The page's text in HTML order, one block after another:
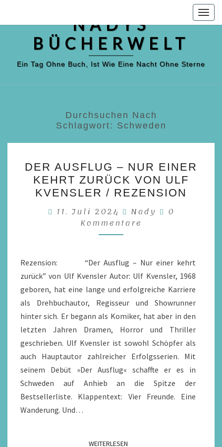
NADYS
BÜCHERWELT
Ein Tag Ohne Buch, Ist Wie Eine Nacht Ohne Sterne
Durchsuchen Nach
Schlagwort: Schweden
AUSFLUG
–
NUR
EINER
KEHRT
ZURÜCK
ULF
KVENSLER
/
REZENSION
DER AUSFLUG – NUR EINER
KEHRT ZURÜCK VON ULF
KVENSLER / REZENSION
11. Juli 2024 Nady
0
Kommentare
Rezension: “Der Ausflug – Nur einer kehrt
zurück” von Ulf Kvensler Autor: Ulf Kvensler, 1968
geboren, hat eine lange und erfolgreiche Karriere
als Drehbuchautor, Regisseur und Showrunner
hinter sich. Er begann als Komiker, hat aber in den
letzten Jahren Dramen, Horror und Thriller
geschrieben. Ulf Kvensler ist sowohl Schöpfer als
auch Hauptautor zahlreicher Erfolgsserien. Mit
seinem Debüt »Der Ausflug« schaffte er es in
Schweden auf Anhieb an die Spitze der
Bestsellerliste. Klappentext: Vier Freunde. Eine
Wanderung. Und…
WEITERLESENWEITERLESEN